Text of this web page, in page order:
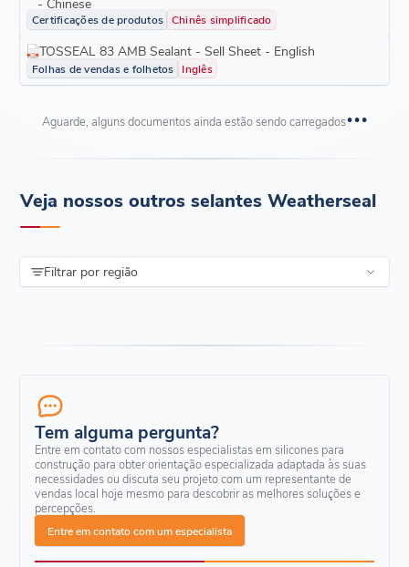
Certificações de produtos Chinês simplificado
TOSSEAL 83 AMB Sealant - Sell Sheet - English
Folhas de vendas e folhetos Inglês
Aguarde, alguns documentos ainda estão sendo carregados
Veja nossos outros selantes Weatherseal
Filtrar por região
Tem alguma pergunta?
Entre em contato com nossos especialistas em silicones para
construção para obter orientação especializada adaptada às suas
necessidades ou discuta seu projeto com um representante de
vendas local hoje mesmo para descobrir as melhores soluções e
percepções.
Entre em contato com um especialista